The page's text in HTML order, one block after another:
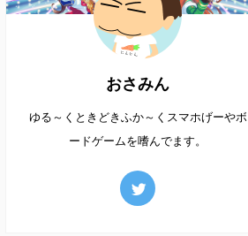
おさみん
ゆる～くときどきふか～くスマホげーやボ
ードゲームを嗜んでます。